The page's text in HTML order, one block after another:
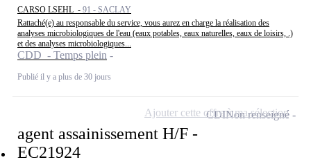
CARSO LSEHL - 91 - SACLAY
Rattaché(e) au responsable du service, vous aurez en charge la réalisation des
analyses microbiologiques de l'eau (eaux potables, eaux naturelles, eaux de loisirs, .)
et des analyses microbiologiques...
CDD - Temps plein
Publié il y a plus de 30 jours
agent assainissement H/F -
EC21924
CDINon renseigné
Ajouter cette offre à ma sélection